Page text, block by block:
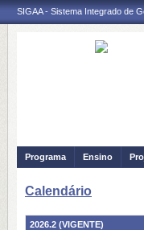
SIGAA - Sistema Integrado de
Programa Ensino
Calendário
2026.2 (VIGENTE)